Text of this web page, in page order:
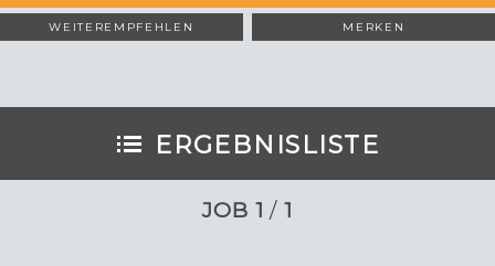
WEITEREMPFEHLEN MERKEN
ERGEBNISLISTE
JOB 1 /1